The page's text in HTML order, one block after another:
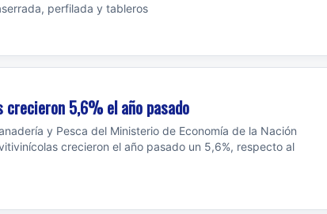
perfilada y tableros
crecieron 5,6% el año pasado
y Pesca del Ministerio de Economía de la Nación
crecieron el año pasado un 5,6%, respecto al